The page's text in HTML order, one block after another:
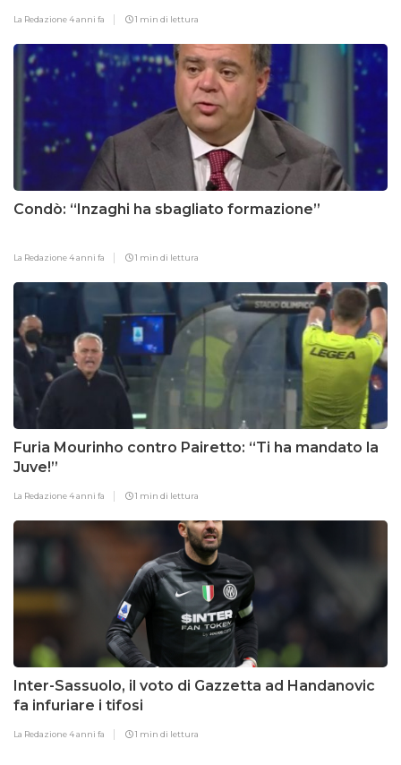
La Redazione4 anni fa 1 min di lettura
Condò: “Inzaghi ha sbagliato formazione”
La Redazione4 anni fa 1 min di lettura
Furia Mourinho contro Pairetto: “Ti ha mandato la
Juve!”
La Redazione4 anni fa 1 min di lettura
Inter-Sassuolo, il voto di Gazzetta ad Handanovic
fa infuriare i tifosi
La Redazione4 anni fa 1 min di lettura